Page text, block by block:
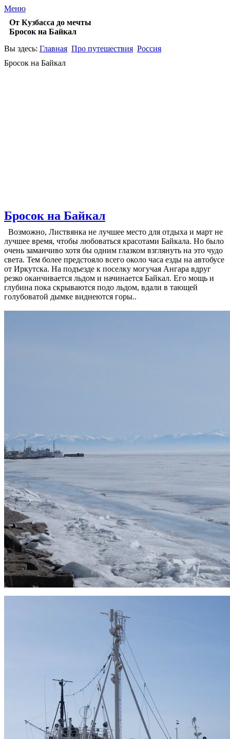
Меню
От Кузбасса до мечты
Бросок на Байкал
Вы здесь: Главная Про путешествия Россия
Бросок на Байкал
Бросок на Байкал
Возможно, Листвянка не лучшее место для отдыха и март не
лучшее время, чтобы любоваться красотами Байкала. Но было
очень заманчиво хотя бы одним глазком взглянуть на это чудо
света. Тем более предстояло всего около часа езды на автобусе
от Иркутска. На подъезде к поселку могучая Ангара вдруг
резко оканчивается льдом и начинается Байкал. Его мощь и
глубина пока скрываются подо льдом, вдали в тающей
голубоватой дымке виднеются горы..